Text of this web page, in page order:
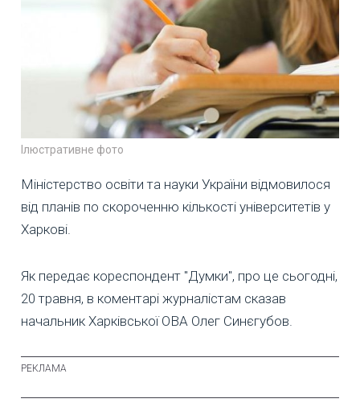
Ілюстративне фото
Міністерство освіти та науки України відмовилося
від планів по скороченню кількості університетів у
Харкові.
Як передає кореспондент "Думки", про це сьогодні,
20 травня, в коментарі журналістам сказав
начальник Харківської ОВА Олег Синєгубов.